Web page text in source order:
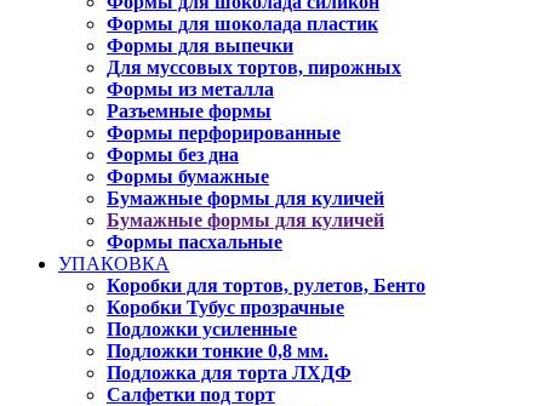
Формы для шоколада пластик
Формы для выпечки
Для муссовых тортов, пирожных
Формы из металла
Разъемные формы
Формы перфорированные
Формы без дна
Формы бумажные
Бумажные формы для куличей
Бумажные формы для куличей
Формы пасхальные
УПАКОВКА
Коробки для тортов, рулетов, Бенто
Коробки Тубус прозрачные
Подложки усиленные
Подложки тонкие 0,8 мм.
Подложка для торта ЛХДФ
Салфетки под торт